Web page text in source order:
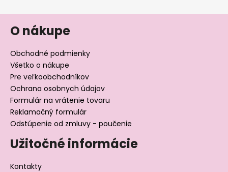
O nákupe
Obchodné podmienky
Všetko o nákupe
Pre veľkoobchodníkov
Ochrana osobnych údajov
Formulár na vrátenie tovaru
Reklamačný formulár
Odstúpenie od zmluvy - poučenie
Užitočné informácie
Kontakty